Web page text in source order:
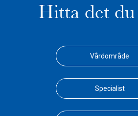
Hitta det du
Vårdområde
Specialist